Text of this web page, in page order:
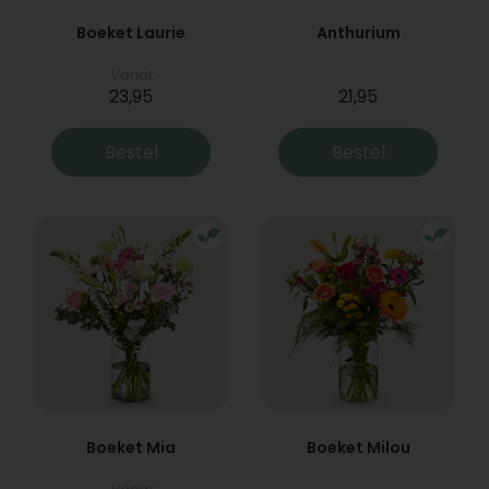
Boeket Laurie
23,95
Bestel
Anthurium
21,95
Bestel
Boeket Mia Boeket Milou